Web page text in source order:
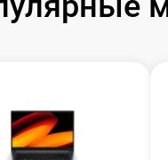
памяти